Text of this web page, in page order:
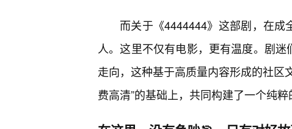
而关于《4444444》这部剧，在
人。这里不仅有电影，更有温度。剧
走向，这种基于高质量内容形成的社区
费高清”的基础上，共同构建了一个纯粹